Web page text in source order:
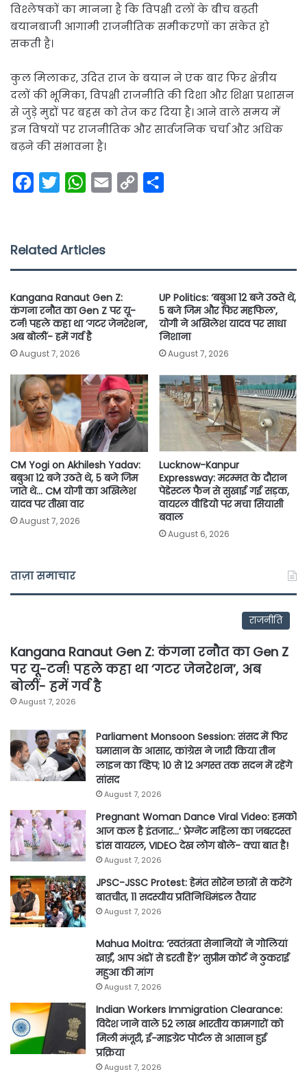
विश्लेषकों का मानना है कि विपक्षी दलों के बीच बढ़ती
बयानबाजी आगामी राजनीतिक समीकरणों का संकेत हो
सकती है।
कुल मिलाकर, उदित राज के बयान ने एक बार फिर क्षेत्रीय
दलों की भूमिका, विपक्षी राजनीति की दिशा और शिक्षा प्रशासन
से जुड़े मुद्दों पर बहस को तेज कर दिया है। आने वाले समय में
इन विषयों पर राजनीतिक और सार्वजनिक चर्चा और अधिक
बढ़ने की संभावना है।
e
o
k
t
r
W
t
p
p
k
Related Articles
Kangana Ranaut Gen Z:
कंगना रनौत का Gen Z पर यू-
टर्न! पहले कहा था ‘गटर जेनरेशन’,
अब बोलीं- हमें गर्व है
August 7, 2026
UP Politics: ‘बबुआ 12 बजे उठते थे,
5 बजे जिम और फिर महफिल’,
योगी ने अखिलेश यादव पर साधा
निशाना
August 7, 2026
CM Yogi on Akhilesh Yadav:
बबुआ 12 बजे उठते थे, 5 बजे जिम
जाते थे… CM योगी का अखिलेश
यादव पर तीखा वार
August 7, 2026
Lucknow-Kanpur
Expressway: मरम्मत के दौरान
पेडेस्टल फैन से सुखाई गई सड़क,
वायरल वीडियो पर मचा सियासी
बवाल
August 6, 2026
ताज़ा समाचार
राजनीति
Kangana Ranaut Gen Z: कंगना रनौत का Gen Z
पर यू-टर्न! पहले कहा था ‘गटर जेनरेशन’, अब
बोलीं- हमें गर्व है
August 7, 2026
Parliament Monsoon Session: संसद में फिर
घमासान के आसार, कांग्रेस ने जारी किया तीन
लाइन का व्हिप; 10 से 12 अगस्त तक सदन में रहेंगे
सांसद
August 7, 2026
Pregnant Woman Dance Viral Video: हमको
आज कल है इंतजार…’ प्रेग्नेंट महिला का जबरदस्त
डांस वायरल, VIDEO देख लोग बोले- क्या बात है!
August 7, 2026
JPSC-JSSC Protest: हेमंत सोरेन छात्रों से करेंगे
बातचीत, 11 सदस्यीय प्रतिनिधिमंडल तैयार
August 7, 2026
Mahua Moitra: ‘स्वतंत्रता सेनानियों ने गोलियां
खाईं, आप अंडों से डरती हैं?’ सुप्रीम कोर्ट ने ठुकराई
महुआ की मांग
August 7, 2026
Indian Workers Immigration Clearance:
विदेश जाने वाले 52 लाख भारतीय कामगारों को
मिली मंजूरी, ई-माइग्रेट पोर्टल से आसान हुई
प्रक्रिया
August 7, 2026